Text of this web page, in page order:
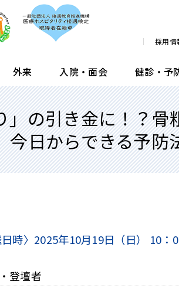
採用情
臨床研究論文・業績
所属医師一覧
公開講座
内科
血液内科
腎臓内科
外来
外来担当医表
臨時の休診・代診
予防接種（小児科）
入院・面会
入院生活について
健診・予
膝ドック
消化器ドック
予防接種（小児科）
栄養指導のご紹介方法
」の引き金に！？
今日からできる予防
時〉 2025年10月19日（日） 10：
登壇者